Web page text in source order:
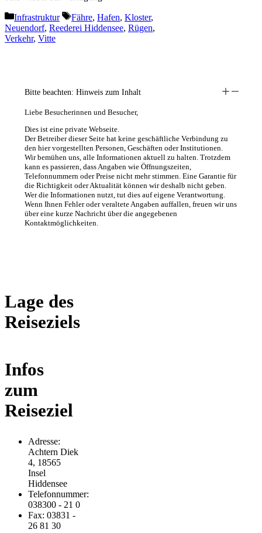
Kategorien
Infrastruktur Schlagwörter
Fähre, Hafen, Kloster,
Neuendorf, Reederei Hiddensee, Rügen,
Verkehr, Vitte
Bitte beachten: Hinweis zum Inhalt
Liebe Besucherinnen und Besucher,
Dies ist eine private Webseite.
Der Betreiber dieser Seite hat keine geschäftliche Verbindung zu
den hier vorgestellten Personen, Geschäften oder Institutionen.
Wir bemühen uns, alle Informationen aktuell zu halten. Trotzdem
kann es passieren, dass Angaben wie Öffnungszeiten,
Telefonnummern oder Preise nicht mehr stimmen. Eine Garantie für
die Richtigkeit oder Aktualität können wir deshalb nicht geben.
Wer die Informationen nutzt, tut dies auf eigene Verantwortung.
Wenn Ihnen Fehler oder veraltete Angaben auffallen, freuen wir uns
über eine kurze Nachricht über die angegebenen
Kontaktmöglichkeiten.
Lage des
Reiseziels
Infos
zum
Reiseziel
Adresse:
Achtern Diek
4, 18565
Insel
Hiddensee
Telefonnummer:
038300 - 21 0
Fax: 03831 -
26 81 30